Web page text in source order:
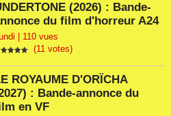
(2026) : Bande-
du film d'horreur A24
| 110 vues
(11 votes)
ROYAUME D'ORÏCHA
: Bande-annonce du
en VF